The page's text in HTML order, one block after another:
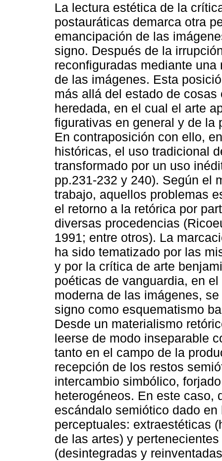
La lectura estética de la
postauráticas demarca otra
emancipación de las
signo. Después de la
reconfiguradas mediante
de las imágenes. Esta
más allá del estado de
heredada, en el cual el arte
figurativas en general y de
En contraposición con ello,
históricas, el uso tradicional
transformado por un uso
pp.231-232 y 240). Según el
trabajo, aquellos problemas
el retorno a la retórica por
diversas procedencias
1991; entre otros). La
ha sido tematizado por las
y por la crítica de arte
poéticas de vanguardia, en
moderna de las imágenes,
signo como esquematismo
Desde un materialismo
leerse de modo inseparable
tanto en el campo de la
recepción de los restos
intercambio simbólico,
heterogéneos. En este caso,
escándalo semiótico dado
perceptuales: extraestéticas
de las artes) y
(desintegradas y